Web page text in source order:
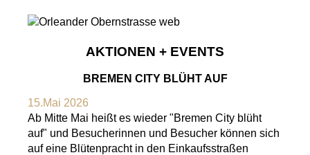
AKTIONEN + EVENTS
BREMEN CITY BLÜHT AUF
15.Mai 2026
Ab Mitte Mai heißt es wieder "Bremen City blüht
auf" und Besucherinnen und Besucher können sich
auf eine Blütenpracht in den Einkaufsstraßen